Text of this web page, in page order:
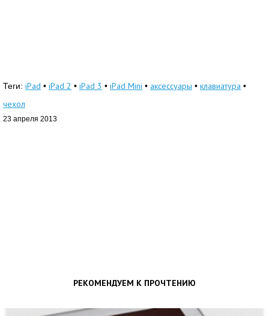
Теги: iPad • iPad 2 • iPad 3 • iPad Mini • аксессуары • клавиатура •
чехол
23 апреля 2013
РЕКОМЕНДУЕМ К ПРОЧТЕНИЮ